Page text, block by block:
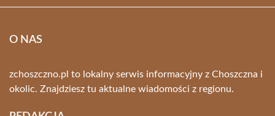
O NAS
zchoszczno.pl to lokalny serwis informacyjny z Choszczna i
okolic. Znajdziesz tu aktualne wiadomości z regionu.